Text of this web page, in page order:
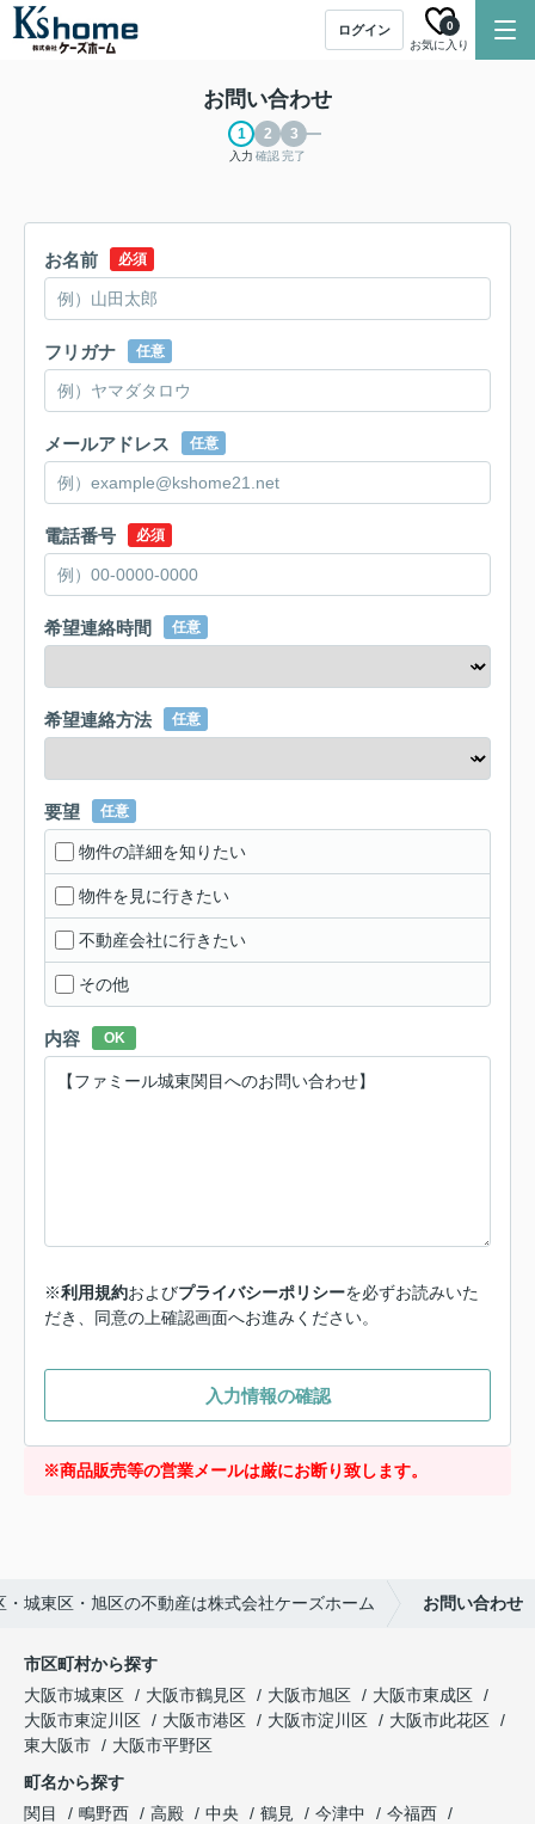
ログイン
お気に入り
0
お問い合わせ
入力 確認完了
お名前 必須
フリガナ 任意
メールアドレス 任意
電話番号 必須
希望連絡時間 任意
希望連絡方法 任意
要望 任意
物件の詳細を知りたい
物件を見に行きたい
不動産会社に行きたい
その他
内容 OK
※利用規約およびプライバシーポリシーを必ずお読みいた
だき、同意の上確認画面へお進みください。
入力情報の確認
※商品販売等の営業メールは厳にお断り致します。
・城東区・旭区の不動産は株式会社ケーズホーム お問い合わせ
市区町村から探す
大阪市城東区
大阪市鶴見区 大阪市旭区
大阪市東成区
大阪市東淀川区
大阪市港区 大阪市淀川区
大阪市此花区
東大阪市
大阪市平野区
町名から探す
関目
鴫野西 高殿 中央 鶴見 今津中
今福西